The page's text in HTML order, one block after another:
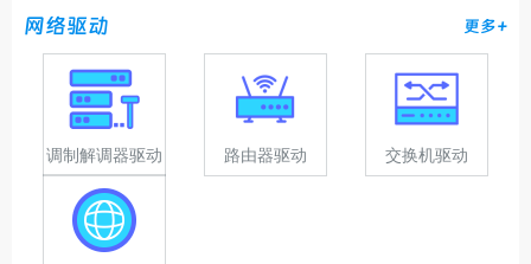
网络驱动 更多+
调制解调器驱动 路由器驱动 交换机驱动